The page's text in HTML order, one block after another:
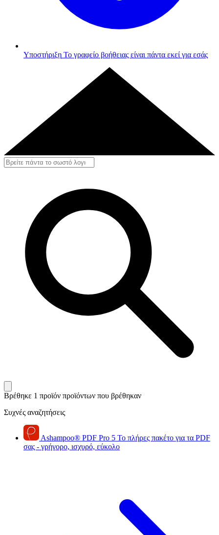
Υποστήριξη Το γραφείο βοήθειας είναι πάντα εκεί για εσάς
Βρέθηκε 1 προϊόν προϊόντων που βρέθηκαν
Συχνές αναζητήσεις
Ashampoo® PDF Pro 5 Το πλήρες πακέτο για τα PDF
σας - γρήγορο, ισχυρό, εύκολο